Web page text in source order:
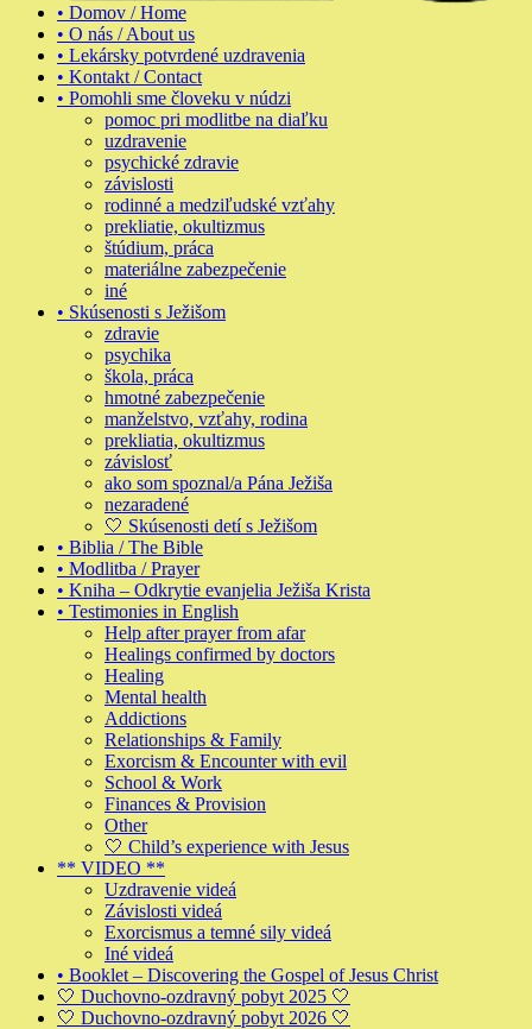
• Domov / Home
• O nás / About us
• Lekársky potvrdené uzdravenia
• Kontakt / Contact
• Pomohli sme človeku v núdzi
pomoc pri modlitbe na diaľku
uzdravenie
psychické zdravie
závislosti
rodinné a medziľudské vzťahy
prekliatie, okultizmus
štúdium, práca
materiálne zabezpečenie
iné
• Skúsenosti s Ježišom
zdravie
psychika
škola, práca
hmotné zabezpečenie
manželstvo, vzťahy, rodina
prekliatia, okultizmus
závislosť
ako som spoznal/a Pána Ježiša
nezaradené
🤍 Skúsenosti detí s Ježišom
• Biblia / The Bible
• Modlitba / Prayer
• Kniha – Odkrytie evanjelia Ježiša Krista
• Testimonies in English
Help after prayer from afar
Healings confirmed by doctors
Healing
Mental health
Addictions
Relationships & Family
Exorcism & Encounter with evil
School & Work
Finances & Provision
Other
🤍 Child’s experience with Jesus
** VIDEO **
Uzdravenie videá
Závislosti videá
Exorcismus a temné sily videá
Iné videá
• Booklet – Discovering the Gospel of Jesus Christ
🤍 Duchovno-ozdravný pobyt 2025 🤍
🤍 Duchovno-ozdravný pobyt 2026 🤍